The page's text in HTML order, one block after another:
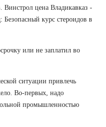
Винстрол цена Владикавказ -
курс стероидов в
или не заплатил во
ситуации привлечь
Во-первых, надо
промышленностью